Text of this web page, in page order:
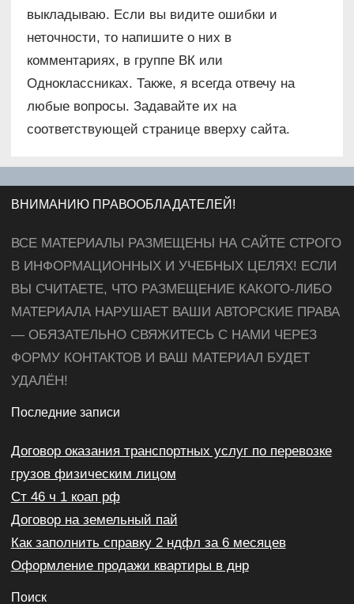
выкладываю. Если вы видите ошибки и
неточности, то напишите о них в
комментариях, в группе ВК или
Одноклассниках. Также, я всегда отвечу на
любые вопросы. Задавайте их на
соответствующей странице вверху сайта.
ВНИМАНИЮ ПРАВООБЛАДАТЕЛЕЙ!
ВСЕ МАТЕРИАЛЫ РАЗМЕЩЕНЫ НА САЙТЕ СТРОГО
В ИНФОРМАЦИОННЫХ И УЧЕБНЫХ ЦЕЛЯХ! ЕСЛИ
ВЫ СЧИТАЕТЕ, ЧТО РАЗМЕЩЕНИЕ КАКОГО-ЛИБО
МАТЕРИАЛА НАРУШАЕТ ВАШИ АВТОРСКИЕ ПРАВА
— ОБЯЗАТЕЛЬНО СВЯЖИТЕСЬ С НАМИ ЧЕРЕЗ
ФОРМУ КОНТАКТОВ И ВАШ МАТЕРИАЛ БУДЕТ
УДАЛЁН!
Последние записи
Договор оказания транспортных услуг по перевозке
грузов физическим лицом
Ст 46 ч 1 коап рф
Договор на земельный пай
Как заполнить справку 2 ндфл за 6 месяцев
Оформление продажи квартиры в днр
Поиск